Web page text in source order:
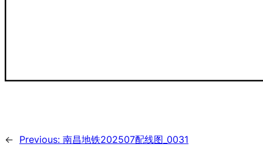
← Previous: 南昌地铁202507配线图_0031